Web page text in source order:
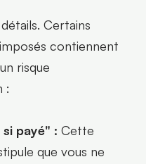
Certains
contiennent
risque
:
payé" : Cette
que vous ne